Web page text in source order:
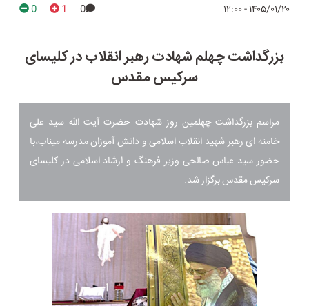
۱۴۰۵/۰۱/۲۰ - ۱۲:۰۰ 0
1
0
بزرگداشت چهلم شهادت رهبر انقلاب در کلیسای
سرکیس مقدس
مراسم بزرگداشت چهلمین روز شهادت حضرت آیت الله سید علی
خامنه ای رهبر شهید انقلاب اسلامی و دانش آموزان مدرسه میناب،با
حضور سید عباس صالحی وزیر فرهنگ و ارشاد اسلامی در کلیسای
سرکیس مقدس برگزار شد.